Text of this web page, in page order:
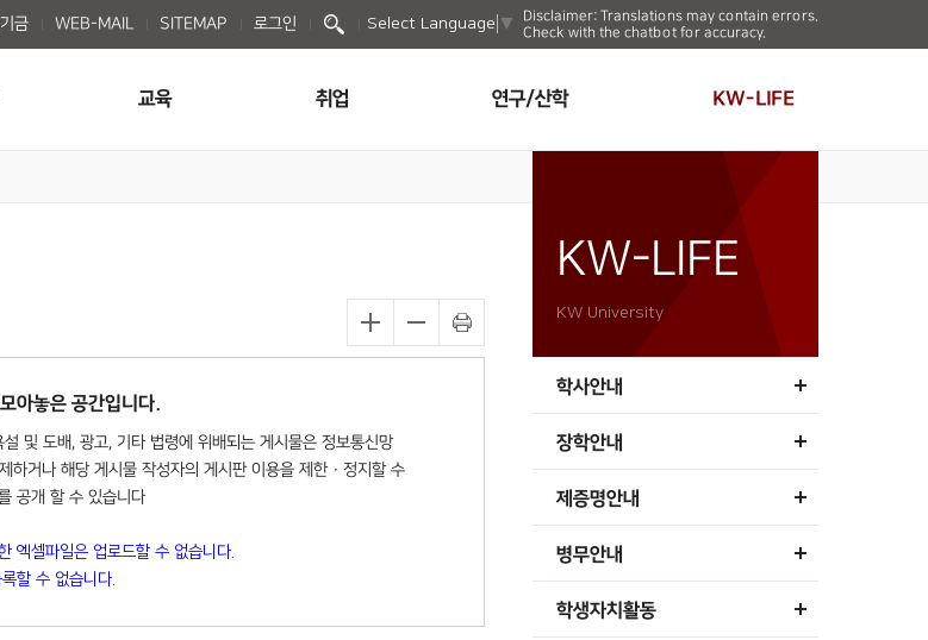
금 WEB-MAIL SITEMAP 로그인 Select Language ▼
Disclaimer: Translations may contain errors.
Check with the chatbot for accuracy.
교육 취업 연구/산학 KW-LIFE
아놓은 공간입니다.
및 도배, 광고, 기타 법령에 위배되는 게시물은 정보통신망
하거나 해당 게시물 작성자의 게시판 이용을 제한 · 정지할 수
공개 할 수 있습니다
엑셀파일은 업로드할 수 없습니다.
할 수 없습니다.
KW-LIFE
KW University
학사안내
장학안내
제증명안내
병무안내
학생자치활동